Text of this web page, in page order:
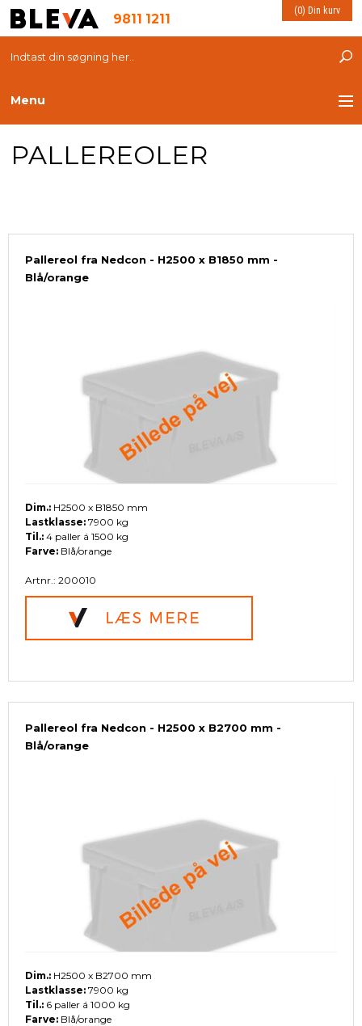
9811 1211 (0) Din kurv
Menu
TRANSPORT
LØFTEUDSTYR
INDRETNING
PALLEREOLER
Pallereol fra Nedcon - H2500 x B1850 mm -
Blå/orange
Dim.: H2500 x B1850 mm
Lastklasse: 7900 kg
Til.: 4 paller á 1500 kg
Farve: Blå/orange
Artnr.: 200010
Pallereol fra Nedcon - H2500 x B2700 mm -
Blå/orange
Dim.: H2500 x B2700 mm
Lastklasse: 7900 kg
Til.: 6 paller á 1000 kg
Farve: Blå/orange